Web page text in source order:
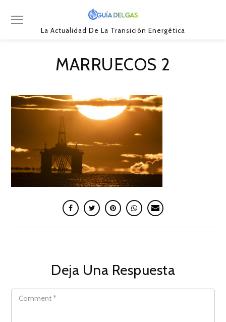
La Actualidad De La Transición Energética
MARRUECOS 2
Deja Una Respuesta
COMMENT